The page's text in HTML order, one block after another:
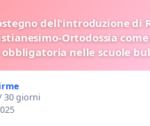
dell'introduzione di
Ortodossia
obbligatoria nelle scuole
30 giorni